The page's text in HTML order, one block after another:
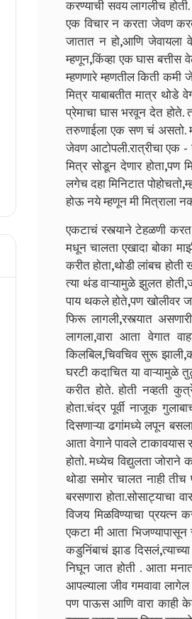
करण्याची सवय लागलीच
एक विचार न करता जेवण
जातात न हो,आणि
म्हणून,किंव्हा एक घास
म्हणणारे म्हणतील किती कमी
मित्र याबाबतीत मात्र
प्रेमाचा घास भरवून देत होते.
तरुणाईला एक सण चं असतो.
जेवण आटोपली.रात्रीचा एक -
मित्र सोडून देणार होता,पण
लगेच दहा मिनिटात
होऊ नये म्हणून मी मित्राला
एकटाचं रस्त्याने टेहळणी करत
मधून चालता एखादा बोका
करीत होता,थोडी लांबच
त्या थंड वाऱ्यामुळे झुलत
पाय थकले होते,पण खोलीवर
फिरू लागली,रस्त्यात
लागला,वारा आता वेगात
किलबिल,चिवचिव सुरू
घरटी कदाचित या
करीत होते. होती नव्हती
होता.चंद्र पूर्वी नाजूक
दिसणाऱ्या ढगांमध्ये लपून
आता वेगाने पावले
होतो. मध्येच विद्युलता
थोडा समोर चालत नाही
बरसणारा होता.सोसाट्याचा
विजय मिळविण्याचा प्रयत्न
एकटा मी आता
कडुनिंबाचं झाड
निघून जात होती . आता
आपल्याला जीव गमवावा लागेल
पण पाऊस आणि वारा काही